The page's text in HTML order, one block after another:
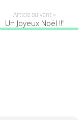
Article suivant »
Un Joyeux Noël !!"